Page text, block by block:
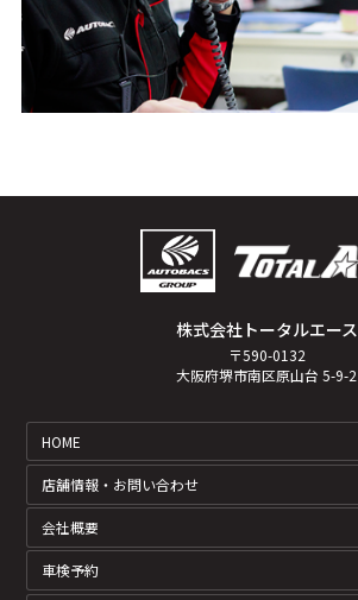
株式会社トータルエース
〒590-0132
大阪府堺市南区原山台 5-9-2
HOME
店舗情報・お問い合わせ
会社概要
車検予約